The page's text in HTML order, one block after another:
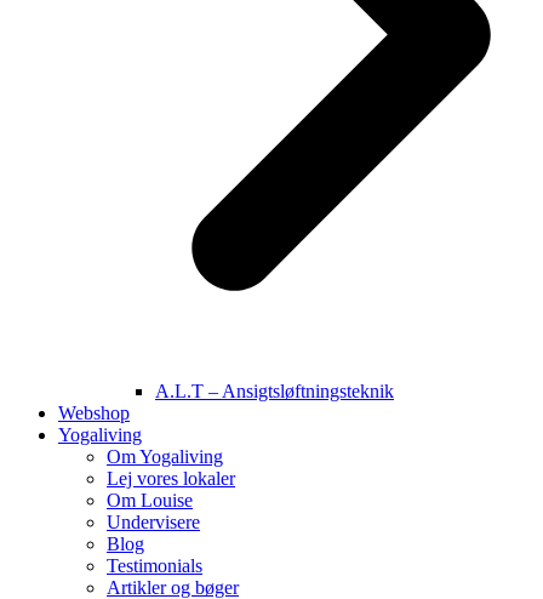
A.L.T – Ansigtsløftningsteknik
Webshop
Yogaliving
Om Yogaliving
Lej vores lokaler
Om Louise
Undervisere
Blog
Testimonials
Artikler og bøger